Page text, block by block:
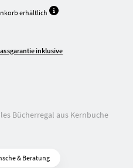
erhältlich
inklusive
Bücherregal aus Kernbuche
& Beratung